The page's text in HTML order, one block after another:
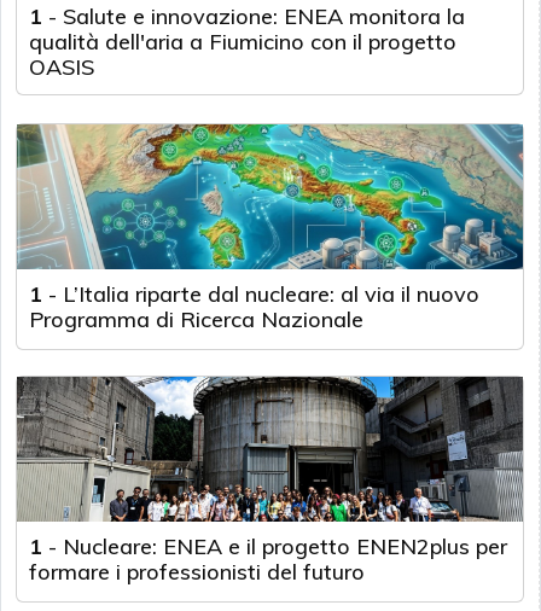
1 - Salute e innovazione: ENEA monitora la
qualità dell'aria a Fiumicino con il progetto
OASIS
1 - L’Italia riparte dal nucleare: al via il nuovo
Programma di Ricerca Nazionale
1 - Nucleare: ENEA e il progetto ENEN2plus per
formare i professionisti del futuro